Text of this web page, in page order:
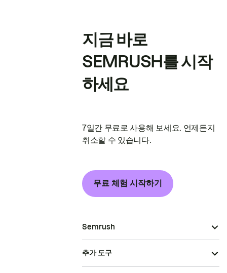
지금 바로
SEMRUSH를 시작
하세요
7일간 무료로 사용해 보세요. 언제든지
취소할 수 있습니다.
무료 체험 시작하기
Semrush
추가 도구